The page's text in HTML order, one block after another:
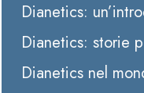
Dianetics:
Dianetics: storie
Dianetics nel